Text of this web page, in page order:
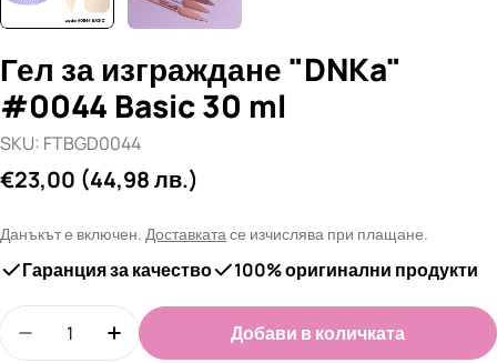
Гел за изграждане "DNKa"
#0044 Basic 30 ml
SKU: FTBGD0044
Редовна
€23,00 (44,98 лв.)
Данъкът е включен. Доставката се изчислява при плащане.
Гаранция за качество 100% оригинални продукти
Намали количеството за Гел за изграждане
Увеличи количеството за Гел за
Добави в количката